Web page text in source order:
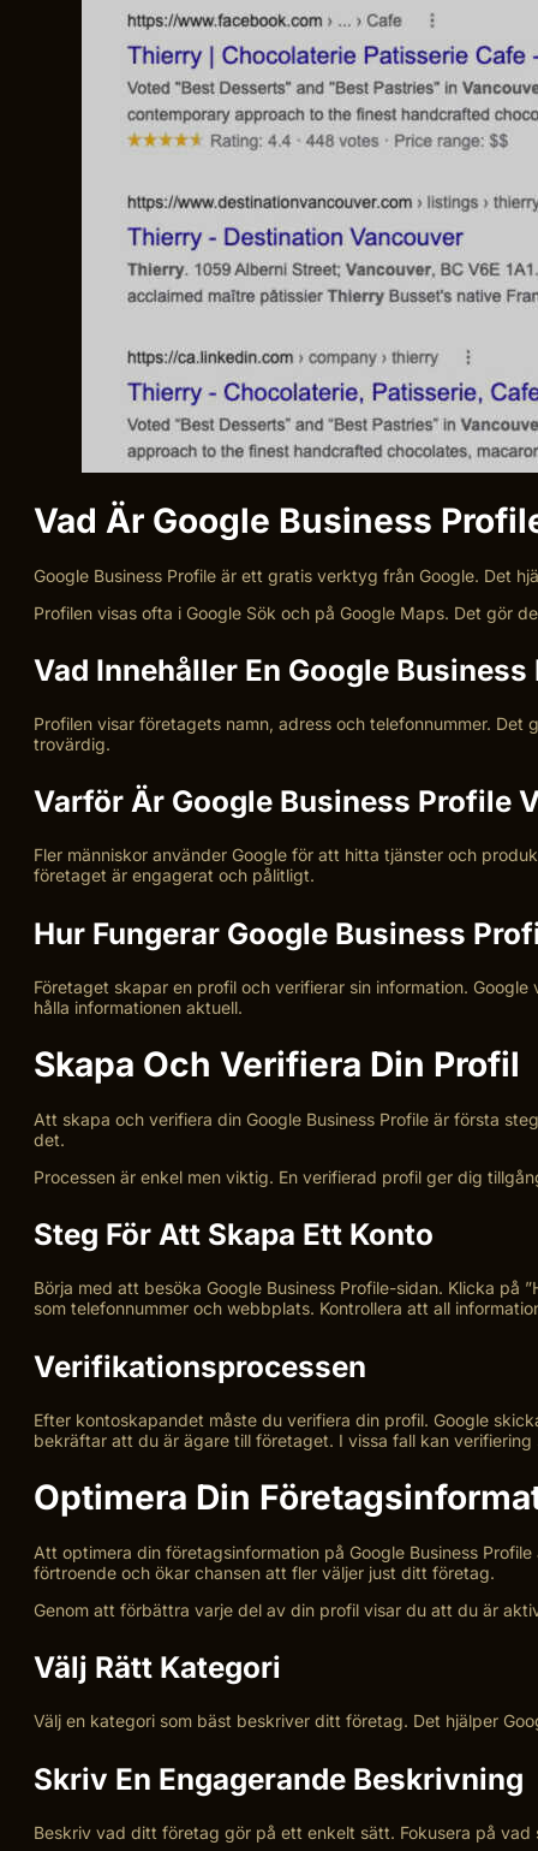
Vad Är Google Business
Google Business Profile är ett gratis verktyg från Google. Det
Profilen visas ofta i Google Sök och på Google Maps. Det gör
Vad Innehåller En Google
Profilen visar företagets namn, adress och telefonnummer.
trovärdig.
Varför Är Google Business Profile
Fler människor använder Google för att hitta tjänster och
företaget är engagerat och pålitligt.
Hur Fungerar Google Business
Företaget skapar en profil och verifierar sin information.
hålla informationen aktuell.
Skapa Och Verifiera Din Profil
Att skapa och verifiera din Google Business Profile är första
det.
Processen är enkel men viktig. En verifierad profil ger dig
Steg För Att Skapa Ett Konto
Börja med att besöka Google Business Profile-sidan. Klicka
som telefonnummer och webbplats. Kontrollera att all
Verifikationsprocessen
Efter kontoskapandet måste du verifiera din profil. Google
bekräftar att du är ägare till företaget. I vissa fall kan
Optimera Din
Att optimera din företagsinformation på Google Business
förtroende och ökar chansen att fler väljer just ditt företag.
Genom att förbättra varje del av din profil visar du att du är
Välj Rätt Kategori
Välj en kategori som bäst beskriver ditt företag. Det hjälper
Skriv En Engagerande Beskrivning
Beskriv vad ditt företag gör på ett enkelt sätt. Fokusera på